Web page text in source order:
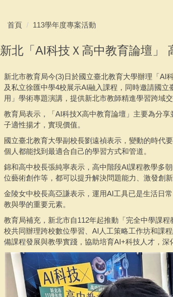
首頁 113學年度專案活動
新北「AI科技Ｘ高中教育論壇」
新北市教育局今(3)日於國立臺北教育大學辦理「AI
及私立徐匯中學4校展示AI融入課程，同時邀請國
用」學術專題演講，提供新北市教師精進學習跨域交
教育局表示，「AI科技X高中教育論壇」主要為分
子適性揚才，實現價值。
國立臺北教育大學副校長劉遠禎表示，變動的時代
個人都能找到最適合自己的學習方式和管道。
錦和高中校長張純寧表示，高中階段AI課程教學多
位藝術創作等，都可以提升解決問題能力、激發創新
金陵女中校長高亞謙表示，運用AI工具已是生活日
教與學的重要元素。
教育局補充，新北市自112年起推動「完全中學課
校共同辦理跨校數位學習、AI人工策略工作坊和課
備課程發展與教學實踐，協助培育AI+科技人才，深